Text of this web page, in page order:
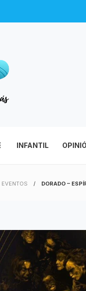
INFANTIL
EVENTOS DORADO –